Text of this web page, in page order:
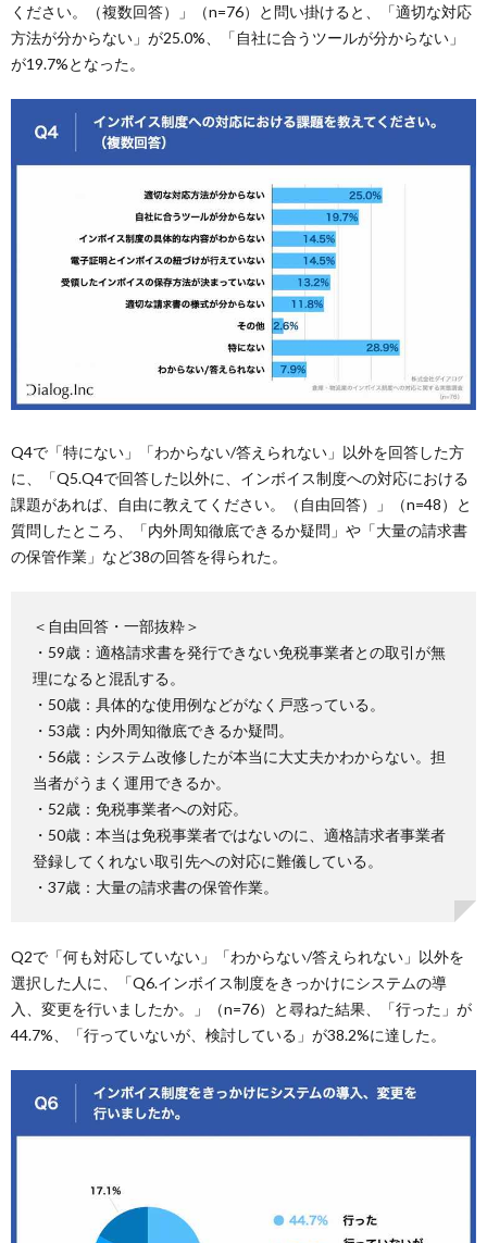
ください。（複数回答）」（n=76）と問い掛けると、「適切な対応
方法が分からない」が25.0%、「自社に合うツールが分からない」
が19.7%となった。
Q4で「特にない」「わからない/答えられない」以外を回答した方
に、「Q5.Q4で回答した以外に、インボイス制度への対応における
課題があれば、自由に教えてください。（自由回答）」（n=48）と
質問したところ、「内外周知徹底できるか疑問」や「大量の請求書
の保管作業」など38の回答を得られた。
＜自由回答・一部抜粋＞
・59歳：適格請求書を発行できない免税事業者との取引が無
理になると混乱する。
・50歳：具体的な使用例などがなく戸惑っている。
・53歳：内外周知徹底できるか疑問。
・56歳：システム改修したが本当に大丈夫かわからない。担
当者がうまく運用できるか。
・52歳：免税事業者への対応。
・50歳：本当は免税事業者ではないのに、適格請求者事業者
登録してくれない取引先への対応に難儀している。
・37歳：大量の請求書の保管作業。
Q2で「何も対応していない」「わからない/答えられない」以外を
選択した人に、「Q6.インボイス制度をきっかけにシステムの導
入、変更を行いましたか。」（n=76）と尋ねた結果、「行った」が
44.7%、「行っていないが、検討している」が38.2%に達した。